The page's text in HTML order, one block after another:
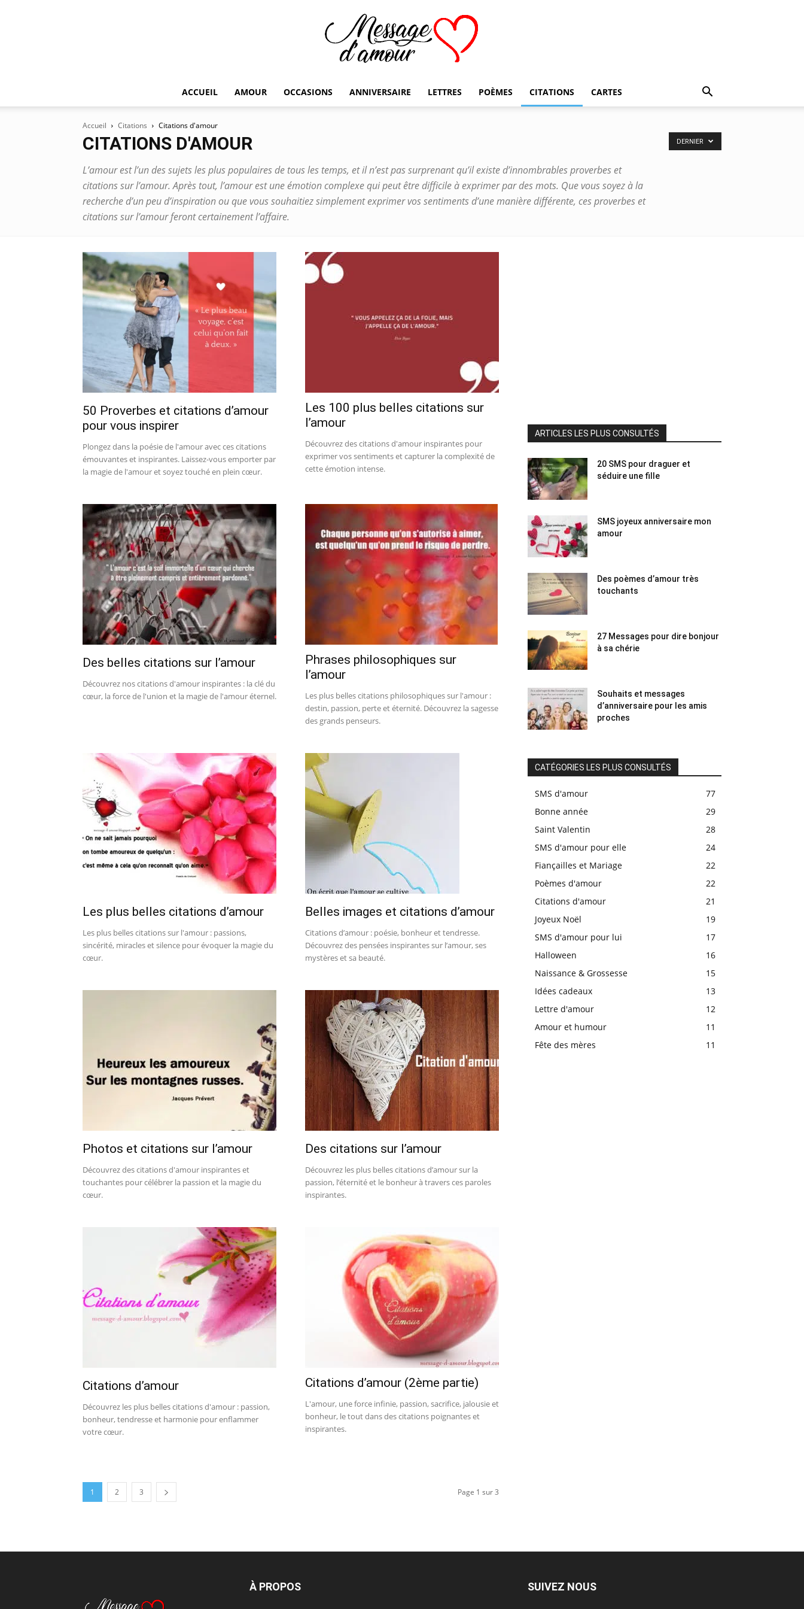
Message
d'amour
ACCUEIL AMOUR OCCASIONS ANNIVERSAIRE LETTRES POÈMES CITATIONS CARTES
Accueil Citations Citations d'amour
CITATIONS D'AMOUR
L’amour est l’un des sujets les plus populaires de tous les temps, et il n’est pas surprenant qu’il existe d’innombrables proverbes et
citations sur l’amour. Après tout, l’amour est une émotion complexe qui peut être difficile à exprimer par des mots. Que vous soyez à la
recherche d’un peu d’inspiration ou que vous souhaitiez simplement exprimer vos sentiments d’une manière différente, ces proverbes et
citations sur l’amour feront certainement l’affaire.
DERNIER
50 Proverbes et citations d’amour
pour vous inspirer
Plongez dans la poésie de l'amour avec ces citations
émouvantes et inspirantes. Laissez-vous emporter par
la magie de l'amour et soyez touché en plein cœur.
Les 100 plus belles citations sur
l’amour
Découvrez des citations d'amour inspirantes pour
exprimer vos sentiments et capturer la complexité de
cette émotion intense.
Des belles citations sur l’amour
Découvrez nos citations d'amour inspirantes : la clé du
cœur, la force de l'union et la magie de l'amour éternel.
Phrases philosophiques sur
l’amour
Les plus belles citations philosophiques sur l'amour :
destin, passion, perte et éternité. Découvrez la sagesse
des grands penseurs.
Les plus belles citations d’amour
Les plus belles citations sur l'amour : passions,
sincérité, miracles et silence pour évoquer la magie du
cœur.
Belles images et citations d’amour
Citations d’amour : poésie, bonheur et tendresse.
Découvrez des pensées inspirantes sur l’amour, ses
mystères et sa beauté.
Photos et citations sur l’amour
Découvrez des citations d'amour inspirantes et
touchantes pour célébrer la passion et la magie du
cœur.
Des citations sur l’amour
Découvrez les plus belles citations d’amour sur la
passion, l’éternité et le bonheur à travers ces paroles
inspirantes.
Citations d’amour
Découvrez les plus belles citations d'amour : passion,
bonheur, tendresse et harmonie pour enflammer
votre cœur.
Citations d’amour (2ème partie)
L'amour, une force infinie, passion, sacrifice, jalousie et
bonheur, le tout dans des citations poignantes et
inspirantes.
1 2 3 Page 1 sur 3
ARTICLES LES PLUS CONSULTÉS
20 SMS pour draguer et
séduire une fille
SMS joyeux anniversaire mon
amour
Des poèmes d’amour très
touchants
27 Messages pour dire bonjour
à sa chérie
Souhaits et messages
d’anniversaire pour les amis
proches
CATÉGORIES LES PLUS CONSULTÉS
SMS d'amour
77
Bonne année
29
Saint Valentin
28
SMS d'amour pour elle
24
Fiançailles et Mariage
22
Poèmes d'amour
22
Citations d'amour
21
Joyeux Noël
19
SMS d'amour pour lui
17
Halloween
16
Naissance & Grossesse
15
Idées cadeaux
13
Lettre d'amour
12
Amour et humour
11
Fête des mères
11
À PROPOS SUIVEZ NOUS